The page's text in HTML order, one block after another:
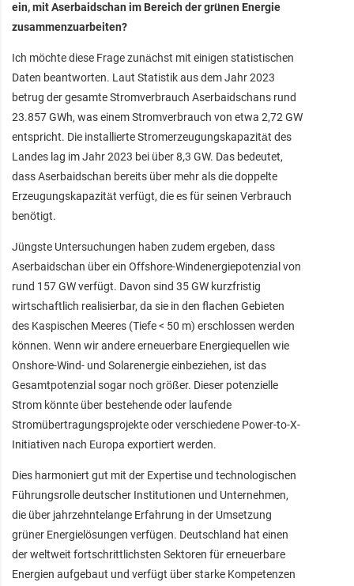
ein, mit Aserbaidschan im Bereich der grünen Energie
zusammenzuarbeiten?
Ich möchte diese Frage zunächst mit einigen statistischen
Daten beantworten. Laut Statistik aus dem Jahr 2023
betrug der gesamte Stromverbrauch Aserbaidschans rund
23.857 GWh, was einem Stromverbrauch von etwa 2,72 GW
entspricht. Die installierte Stromerzeugungskapazität des
Landes lag im Jahr 2023 bei über 8,3 GW. Das bedeutet,
dass Aserbaidschan bereits über mehr als die doppelte
Erzeugungskapazität verfügt, die es für seinen Verbrauch
benötigt.
Jüngste Untersuchungen haben zudem ergeben, dass
Aserbaidschan über ein Offshore-Windenergiepotenzial von
rund 157 GW verfügt. Davon sind 35 GW kurzfristig
wirtschaftlich realisierbar, da sie in den flachen Gebieten
des Kaspischen Meeres (Tiefe < 50 m) erschlossen werden
können. Wenn wir andere erneuerbare Energiequellen wie
Onshore-Wind- und Solarenergie einbeziehen, ist das
Gesamtpotenzial sogar noch größer. Dieser potenzielle
Strom könnte über bestehende oder laufende
Stromübertragungsprojekte oder verschiedene Power-to-X-
Initiativen nach Europa exportiert werden.
Dies harmoniert gut mit der Expertise und technologischen
Führungsrolle deutscher Institutionen und Unternehmen,
die über jahrzehntelange Erfahrung in der Umsetzung
grüner Energielösungen verfügen. Deutschland hat einen
der weltweit fortschrittlichsten Sektoren für erneuerbare
Energien aufgebaut und verfügt über starke Kompetenzen